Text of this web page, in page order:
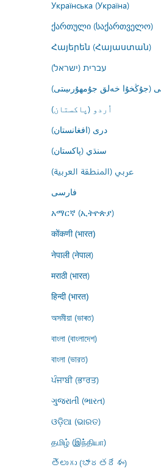
Українська (Україна)
ქართული (საქართველო)
Հայերեն (Հայաստան)
עברית (ישראל)
(جۇڭخۇا خەلق جۇمھۇرىيىتى)
اُردو (پاکستان)
درى (افغانستان)
سنڌي (پاکستان)
عربي (المنطقة العربية)
فارسى
አማርኛ (ኢትዮጵያ)
कोंकणी (भारत)
नेपाली (नेपाल)
मराठी (भारत)
हिन्दी (भारत)
অসমীয়া (ভাৰত)
বাংলা (বাংলাদেশ)
বাংলা (ভারত)
ਪੰਜਾਬੀ (ਭਾਰਤ)
ગુજરાતી (ભારત)
ଓଡ଼ିଆ (ଭାରତ)
தமிழ் (இந்தியா)
తెలుగు (భారతదేశం)